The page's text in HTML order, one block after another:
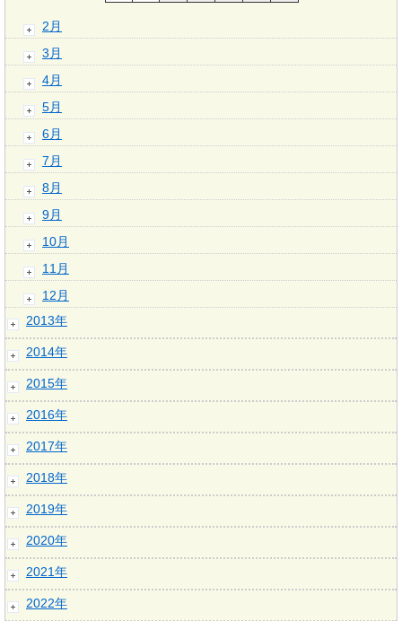
2月
3月
4月
5月
6月
7月
8月
9月
10月
11月
12月
2013年
2014年
2015年
2016年
2017年
2018年
2019年
2020年
2021年
2022年